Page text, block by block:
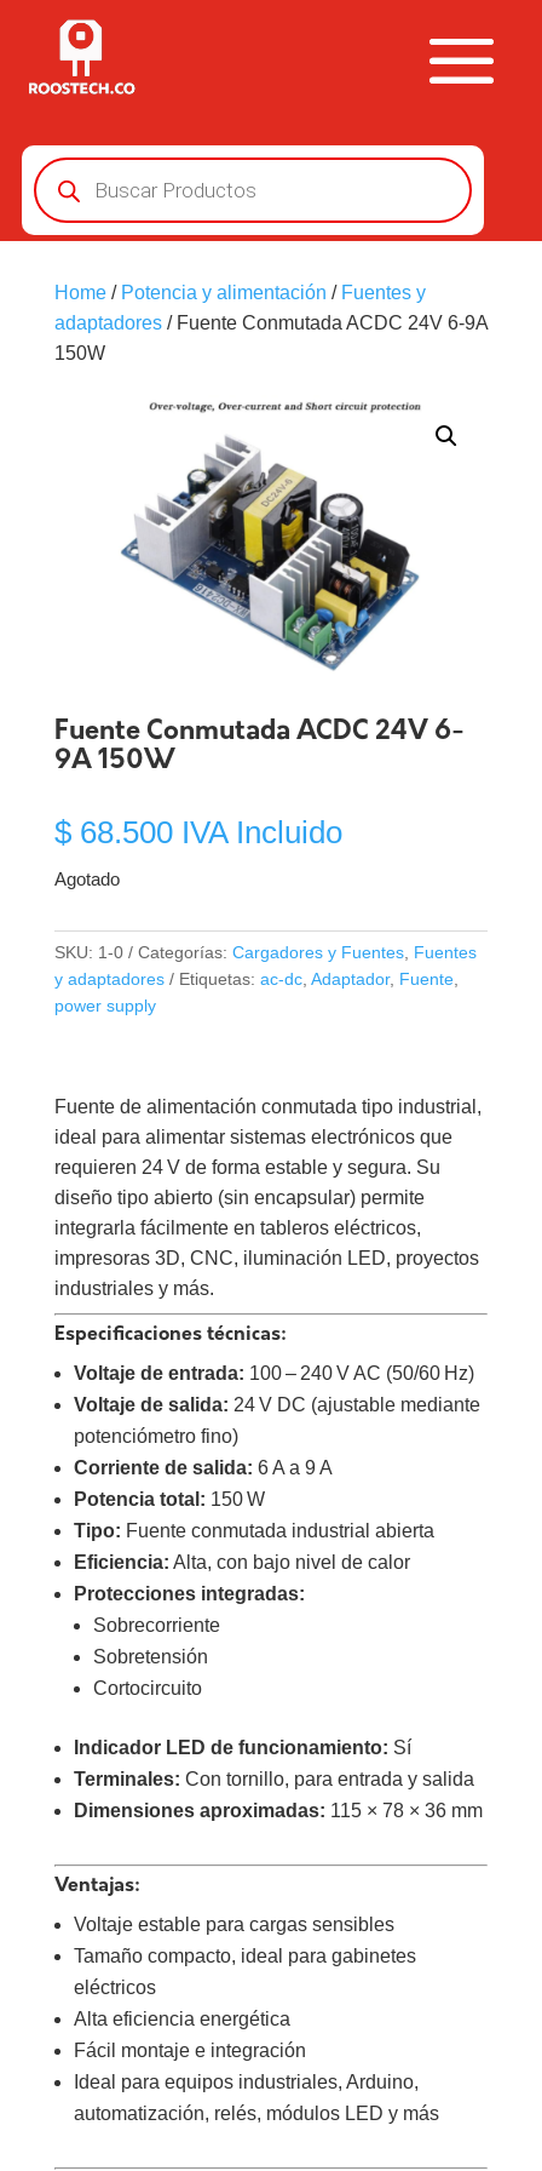
Búsqueda
de
productos
Home/ Potencia y alimentación / Fuentes y
adaptadores/ Fuente Conmutada ACDC 24V 6-9A
150W
Fuente Conmutada ACDC 24V 6-
9A 150W
$68.500 IVA Incluido
Agotado
SKU: 1-0 Categorías: Cargadores y Fuentes, Fuentes
y adaptadores
Etiquetas: ac-dc, Adaptador, Fuente,
power supply
Fuente de alimentación conmutada tipo industrial,
ideal para alimentar sistemas electrónicos que
requieren 24 V de forma estable y segura. Su
diseño tipo abierto (sin encapsular) permite
integrarla fácilmente en tableros eléctricos,
impresoras 3D, CNC, iluminación LED, proyectos
industriales y más.
Especificaciones técnicas:
Voltaje de entrada: 100 – 240 V AC (50/60 Hz)
Voltaje de salida: 24 V DC (ajustable mediante
potenciómetro fino)
Corriente de salida: 6 A a 9 A
Potencia total: 150 W
Tipo: Fuente conmutada industrial abierta
Eficiencia: Alta, con bajo nivel de calor
Protecciones integradas:
Sobrecorriente
Sobretensión
Cortocircuito
Indicador LED de funcionamiento: Sí
Terminales: Con tornillo, para entrada y salida
Dimensiones aproximadas: 115 × 78 × 36 mm
Ventajas:
Voltaje estable para cargas sensibles
Tamaño compacto, ideal para gabinetes
eléctricos
Alta eficiencia energética
Fácil montaje e integración
Ideal para equipos industriales, Arduino,
automatización, relés, módulos LED y más